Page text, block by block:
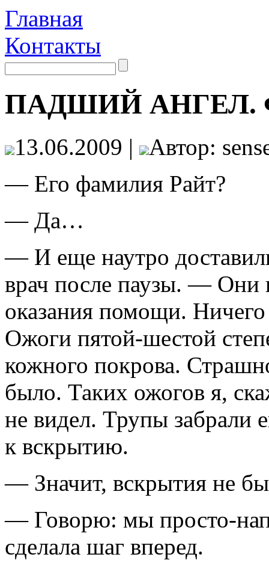
Главная
Контакты
ПАДШИЙ АНГЕЛ.
13.06.2009 |
Автор:
— Его фамилия Райт?
— Да…
— И еще наутро
врач после паузы. — Они
оказания помощи.
Ожоги пятой-шестой
кожного покро­ва.
бы­ло. Таких ожогов я,
не видел. Трупы забрали
к вскрытию.
— Значит, вскрытия не
— Говорю: мы просто-
сделала шаг вперед.